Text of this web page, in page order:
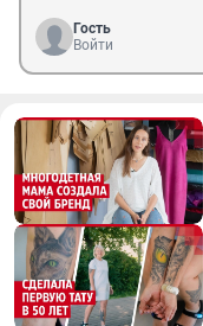
Гость
Войти